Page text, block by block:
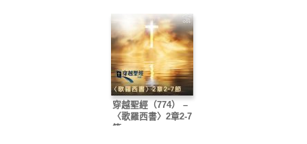
穿越聖經（774） –
〈歌羅西書〉2章2-7
節